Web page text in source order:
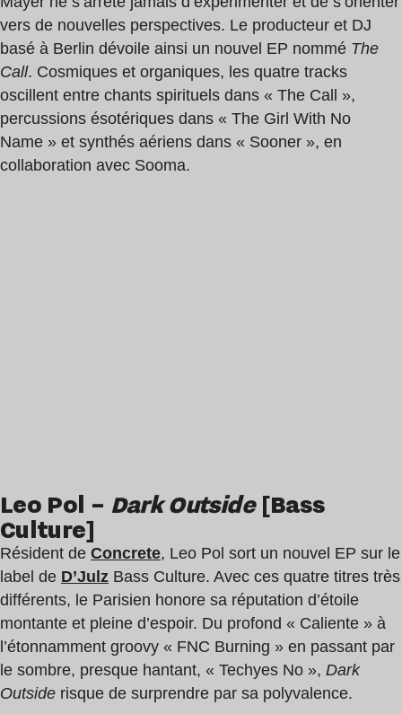
vers de nouvelles perspectives. Le producteur et DJ
basé à Berlin dévoile ainsi un nouvel EP nommé The
Call. Cosmiques et organiques, les quatre tracks
oscillent entre chants spirituels dans « The Call »,
percussions ésotériques dans « The Girl With No
Name » et synthés aériens dans « Sooner », en
collaboration avec Sooma.
Leo Pol – Dark Outside[Bass
Culture]
Résident de Concrete, Leo Pol sort un nouvel EP sur le
label de D’Julz Bass Culture. Avec ces quatre titres très
différents, le Parisien honore sa réputation d’étoile
montante et pleine d’espoir. Du profond « Caliente » à
l’étonnamment groovy « FNC Burning » en passant par
le sombre, presque hantant, « Techyes No », Dark
Outside risque de surprendre par sa polyvalence.